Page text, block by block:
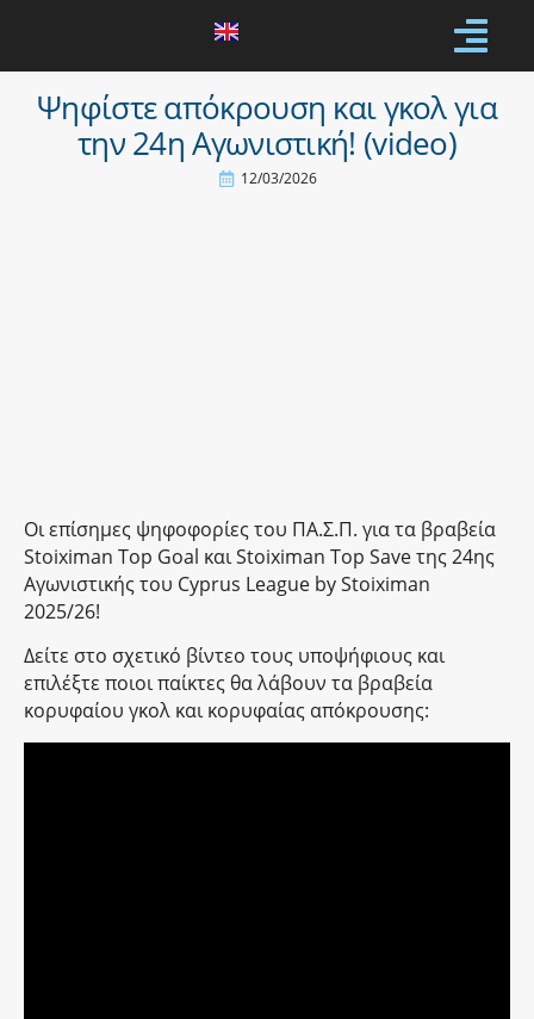
Ψηφίστε απόκρουση και γκολ για
την 24η Αγωνιστική! (video)
12/03/2026
Οι επίσημες ψηφοφορίες του ΠΑ.Σ.Π. για τα βραβεία
Stoiximan Top Goal και Stoiximan Top Save της 24ης
Αγωνιστικής του Cyprus League by Stoiximan
2025/26!
Δείτε στο σχετικό βίντεο τους υποψήφιους και
επιλέξτε ποιοι παίκτες θα λάβουν τα βραβεία
κορυφαίου γκολ και κορυφαίας απόκρουσης: